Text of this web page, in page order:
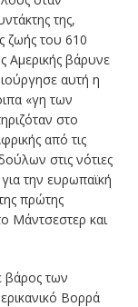
της,
ζωής του 610
Αμερικής βάρυνε
αυτή η
«γη των
στο
από τις
στις νότιες
την ευρωπαϊκή
πρώτης
Μάντσεστερ και
βάρος των
Βορρά